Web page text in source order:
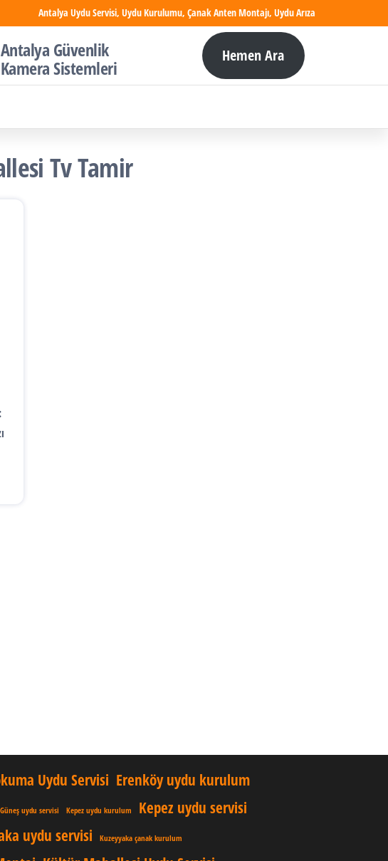
Antalya Uydu Servisi, Uydu Kurulumu, Çanak Anten Montajı, Uydu Arıza
Antalya Güvenlik
Kamera Sistemleri
Hemen Ara
Tv Tamir
Uydu Servisi Erenköy uydu kurulum
Güneş uydu servisi Kepez uydu kurulum
Kepez uydu servisi
uydu servisi Kuzeyyaka çanak kurulum